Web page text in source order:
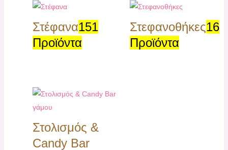
Στέφανα151
Προϊόντα
Στεφανοθήκες16
Προϊόντα
Στολισμός &
Candy Bar